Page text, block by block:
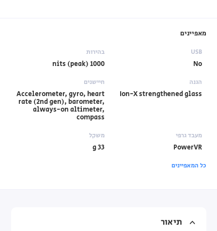
מאפיינים
USB
No
בהירות
1000 nits (peak)
הגנה
Ion-X strengthened glass
חיישנים
Accelerometer, gyro, heart
rate (2nd gen), barometer,
always-on altimeter,
compass
מעבד גרפי
PowerVR
משקל
33 g
כל המאפיינים
תיאור